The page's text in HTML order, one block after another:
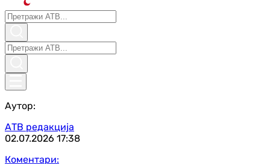
Аутор:
АТВ редакција
02.07.2026 17:38
Коментари: